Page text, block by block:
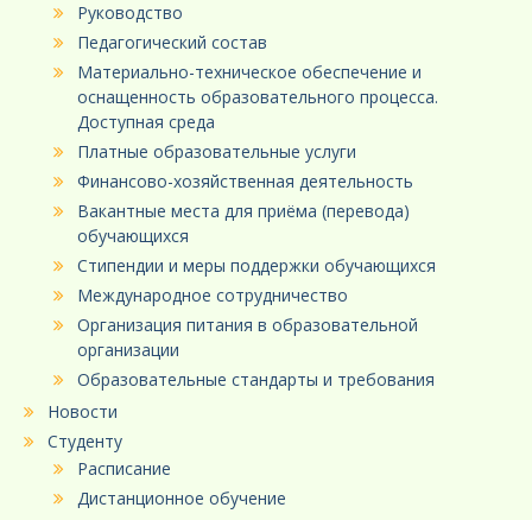
Руководство
Педагогический состав
Материально-техническое обеспечение и
оснащенность образовательного процесса.
Доступная среда
Платные образовательные услуги
Финансово-хозяйственная деятельность
Вакантные места для приёма (перевода)
обучающихся
Стипендии и меры поддержки обучающихся
Международное сотрудничество
Организация питания в образовательной
организации
Образовательные стандарты и требования
Новости
Студенту
Расписание
Дистанционное обучение